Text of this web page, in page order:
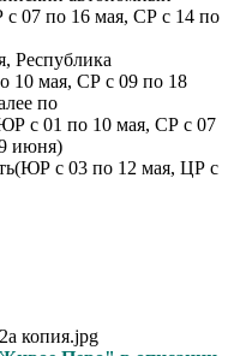
07 по 16 мая, СР с 14 по
Республика
10 мая, СР с 09 по 18
по
с 01 по 10 мая, СР с 07
июня)
с 03 по 12 мая, ЦР с